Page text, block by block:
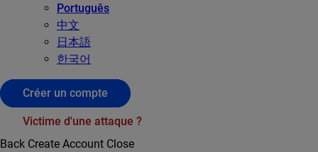
Português
中文
日本語
한국어
Créer un compte
Victime d'une attaque ?
Back Create Account Close